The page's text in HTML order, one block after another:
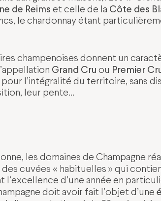
de Reims et celle de la Côte des
le chardonnay étant
champenoises donnent un
Grand Cru ou Premier
l’intégralité du territoire, sans
leur pente…
les domaines de Champagne
cuvées « habituelles » qui
d’une année en
doit avoir fait l’objet d’une